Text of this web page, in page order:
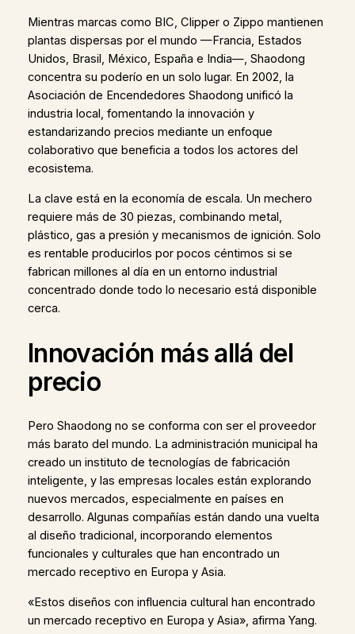
Mientras marcas como BIC, Clipper o Zippo mantienen
plantas dispersas por el mundo —Francia, Estados
Unidos, Brasil, México, España e India—, Shaodong
concentra su poderío en un solo lugar. En 2002, la
Asociación de Encendedores Shaodong unificó la
industria local, fomentando la innovación y
estandarizando precios mediante un enfoque
colaborativo que beneficia a todos los actores del
ecosistema.
La clave está en la economía de escala. Un mechero
requiere más de 30 piezas, combinando metal,
plástico, gas a presión y mecanismos de ignición. Solo
es rentable producirlos por pocos céntimos si se
fabrican millones al día en un entorno industrial
concentrado donde todo lo necesario está disponible
cerca.
Innovación más allá del
precio
Pero Shaodong no se conforma con ser el proveedor
más barato del mundo. La administración municipal ha
creado un instituto de tecnologías de fabricación
inteligente, y las empresas locales están explorando
nuevos mercados, especialmente en países en
desarrollo. Algunas compañías están dando una vuelta
al diseño tradicional, incorporando elementos
funcionales y culturales que han encontrado un
mercado receptivo en Europa y Asia.
«Estos diseños con influencia cultural han encontrado
un mercado receptivo en Europa y Asia», afirma Yang.